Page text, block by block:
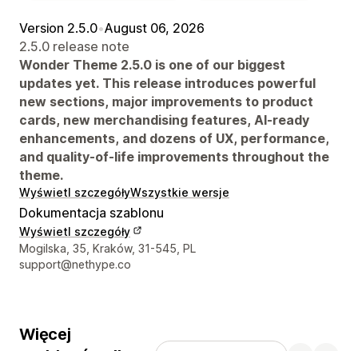
Version 2.5.0•August 06, 2026
2.5.0 release note
Wonder Theme 2.5.0 is one of our biggest
updates yet. This release introduces powerful
new sections, major improvements to product
cards, new merchandising features, AI-ready
enhancements, and dozens of UX, performance,
and quality-of-life improvements throughout the
theme.
Wyświetl szczegółyWszystkie wersje
Dokumentacja szablonu
Wyświetl szczegóły
Dane kontaktowe projektanta
Mogilska, 35, Kraków, 31-545, PL
support@nethype.co
Więcej